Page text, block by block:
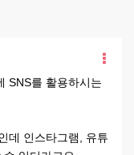
SNS를 활용하시는
데 인스타그램, 유튜